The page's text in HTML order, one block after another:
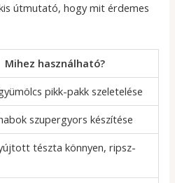
útmutató, hogy mit érdemes
Mihez használható?
pikk-pakk szeletelése
szupergyors készítése
tészta könnyen, ripsz-